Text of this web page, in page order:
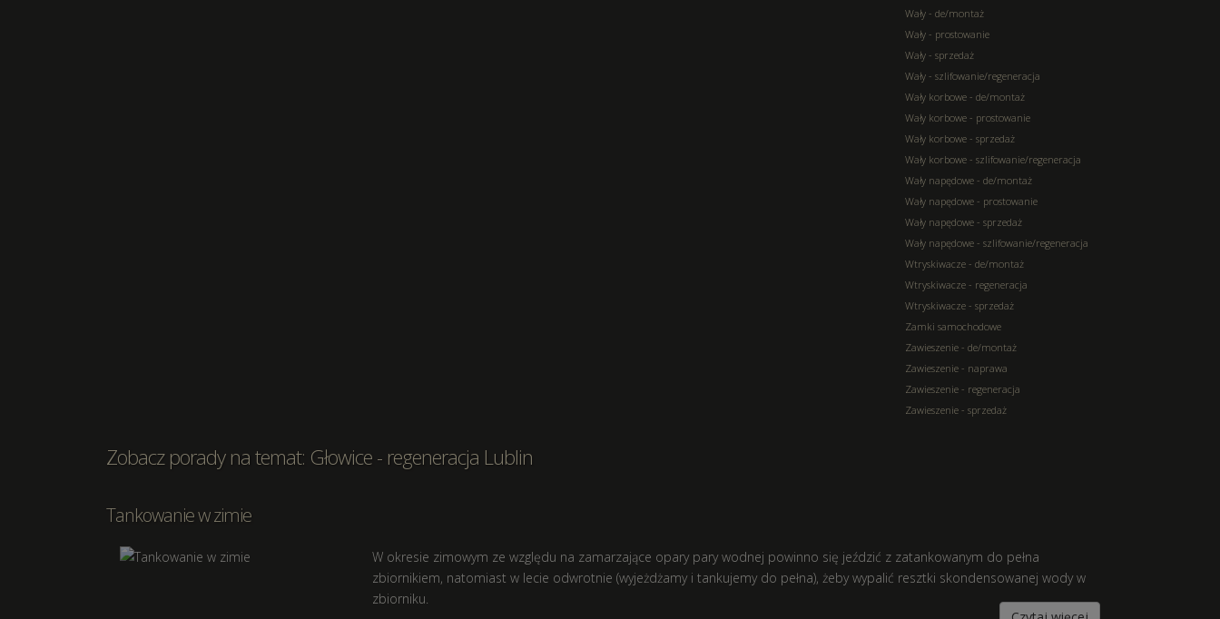
Wały - de/montaż
Wały - prostowanie
Wały - sprzedaż
Wały - szlifowanie/regeneracja
Wały korbowe - de/montaż
Wały korbowe - prostowanie
Wały korbowe - sprzedaż
Wały korbowe - szlifowanie/regeneracja
Wały napędowe - de/montaż
Wały napędowe - prostowanie
Wały napędowe - sprzedaż
Wały napędowe - szlifowanie/regeneracja
Wtryskiwacze - de/montaż
Wtryskiwacze - regeneracja
Wtryskiwacze - sprzedaż
Zamki samochodowe
Zawieszenie - de/montaż
Zawieszenie - naprawa
Zawieszenie - regeneracja
Zawieszenie - sprzedaż
Zobacz porady na temat: Głowice - regeneracja Lublin
Tankowanie w zimie
W okresie zimowym ze względu na zamarzające opary pary wodnej powinno się jeździć z zatankowanym do pełna
zbiornikiem, natomiast w lecie odwrotnie (wyjeżdżamy i tankujemy do pełna), żeby wypalić resztki skondensowanej wody w
zbiorniku.